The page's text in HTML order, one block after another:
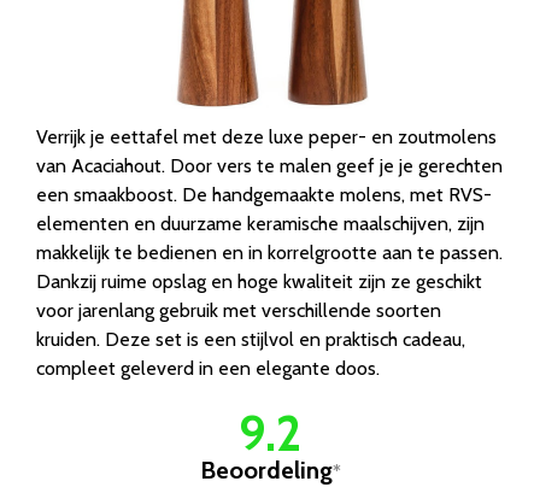
Verrijk je eettafel met deze luxe peper- en zoutmolens
van Acaciahout. Door vers te malen geef je je gerechten
een smaakboost. De handgemaakte molens, met RVS-
elementen en duurzame keramische maalschijven, zijn
makkelijk te bedienen en in korrelgrootte aan te passen.
Dankzij ruime opslag en hoge kwaliteit zijn ze geschikt
voor jarenlang gebruik met verschillende soorten
kruiden. Deze set is een stijlvol en praktisch cadeau,
compleet geleverd in een elegante doos.
9.2
Beoordeling*